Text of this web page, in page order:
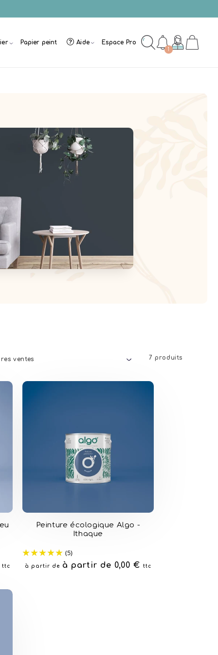
Papier peint Aide
Espace Pro
1
7 produits
ttc
Peinture écologique Algo -
Ithaque
(5)
Prix
à partir de à partir de 0,00 € ttc